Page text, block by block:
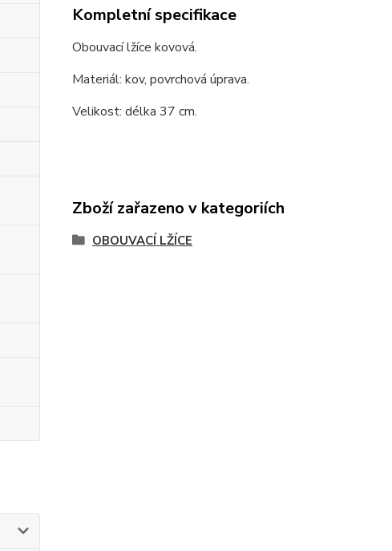
Kompletní specifikace
Obouvací lžíce kovová.
Materiál: kov, povrchová úprava.
Velikost: délka 37 cm.
Zboží zařazeno v kategoriích
OBOUVACÍ LŽÍCE